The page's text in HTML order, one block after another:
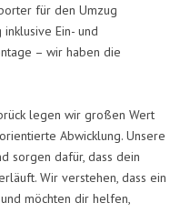
für den Umzug
Ein- und
– wir haben die
legen wir großen Wert
Abwicklung. Unsere
sorgen dafür, dass dein
Wir verstehen, dass ein
möchten dir helfen,